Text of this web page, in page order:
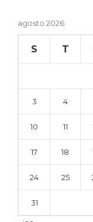
agosto 2026
S T
3 4
10 11
17 18
24 25
31